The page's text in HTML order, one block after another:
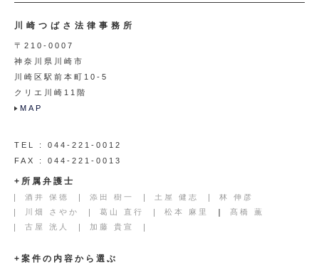
川崎つばさ法律事務所
〒210-0007
神奈川県川崎市
川崎区駅前本町10-5
クリエ川崎11階
MAP
TEL : 044-221-0012
FAX : 044-221-0013
+所属弁護士
酒井 保徳 添田 樹一 土屋 健志
林 伸彦
川畑 さやか
葛山 直行 松本 麻里
髙橋 薫
古屋 洸人
加藤 貴宣
+案件の内容から選ぶ